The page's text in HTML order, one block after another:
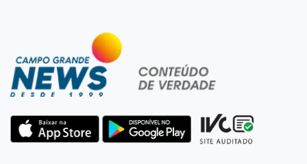
Pantanal reduz desmatamento em 65% e
Cerrado tem queda de 11,5%
17:45 Em Corumbá
banho de sol e leva socos de detento